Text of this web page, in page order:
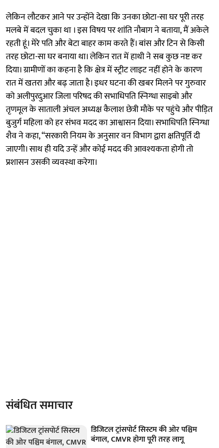
लेकिन लौटकर आने पर उन्होंने देखा कि उनका छोटा-सा घर पूरी तरह
मलबे में बदल चुका था । इस विषय पर शांति नौबाग ने बताया, मैं अकेले
रहती हूं। मेरे पति और बेटा बाहर काम करते हैं। बांस और टिन से किसी
तरह छोटा-सा घर बनाया था। लेकिन रात में हाथी ने सब कुछ नष्ट कर
दिया। ग्रामीणों का कहना है कि क्षेत्र में स्ट्रीट लाइट नहीं होने के कारण
रात में खतरा और बढ़ जाता है। इधर घटना की खबर मिलने पर गुरुवार
को अलीपुरदुआर जिला परिषद की सभाधिपति स्निग्धा साइबो और
तृणमूल के साताली अंचल अध्यक्ष कैलाश छेत्री मौके पर पहुंचे और पीड़ित
बुजुर्ग महिला को हर संभव मदद का आश्वासन दिया। सभाधिपति स्निग्धा
शैव ने कहा, “सरकारी नियम के अनुसार वन विभाग द्वारा क्षतिपूर्ति दी
जाएगी। साथ ही यदि उन्हें और कोई मदद की आवश्यकता होगी तो
प्रशासन उसकी व्यवस्था करेगा।
संबंधित समाचार
डिजिटल ट्रांसपोर्ट सिस्टम की ओर पश्चिम
बंगाल, CMVR होगा पूरी तरह लागू